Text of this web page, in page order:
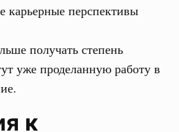
карьерные перспективы
получать степень
уже проделанную работу в
к